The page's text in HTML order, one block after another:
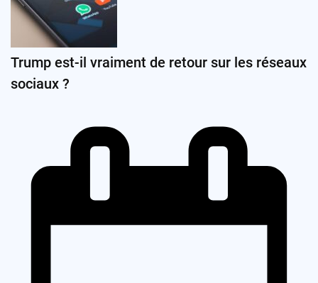
Trump est-il vraiment de retour sur les réseaux
sociaux ?